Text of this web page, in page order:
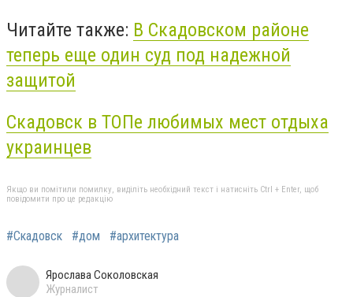
Читайте также: В Скадовском районе
теперь еще один суд под надежной
защитой
Скадовск в ТОПе любимых мест отдыха
украинцев
Якщо ви помітили помилку, виділіть необхідний текст і натисніть Ctrl + Enter, щоб
повідомити про це редакцію
#Скадовск #дом #архитектура
Ярослава Соколовская
Журналист